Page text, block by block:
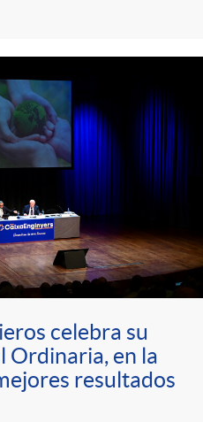
celebra su
Ordinaria, en la
resultados